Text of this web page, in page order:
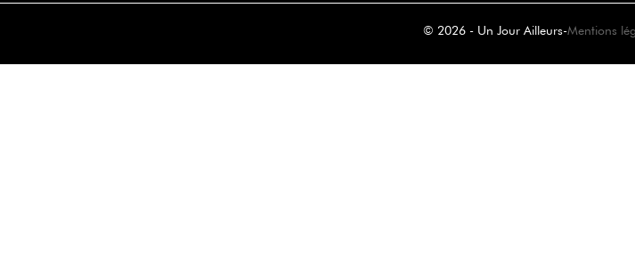
© 2026 - Un Jour Ailleurs-Mentions